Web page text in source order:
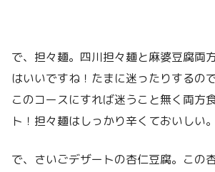
で、担々麺。四川担々麺と麻婆豆腐両
はいいですね！たまに迷ったりするので
このコースにすれば迷うこと無く両方
ト！担々麺はしっかり辛くておいしい。
で、さいごデザートの杏仁豆腐。この